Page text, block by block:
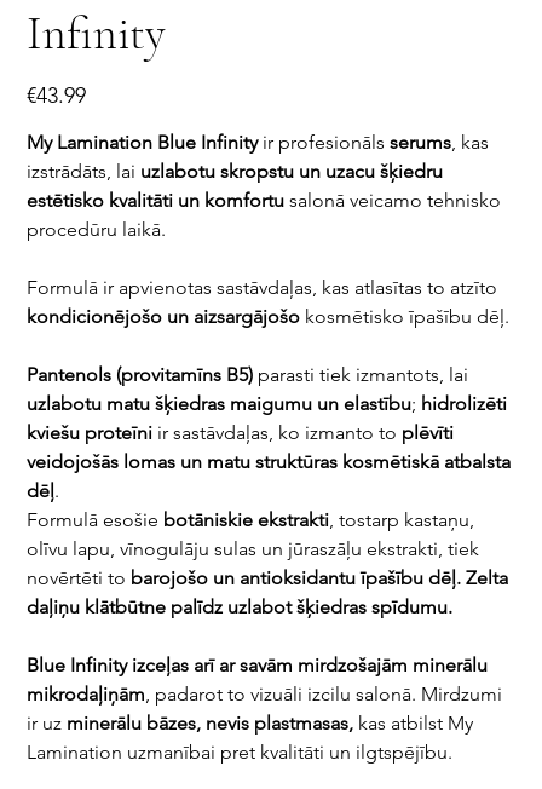
Infinity
Price
€43.99
My Lamination Blue Infinity ir profesionālsserums, kas
izstrādāts, lai uzlabotu skropstu un uzacu šķiedru
estētisko kvalitāti un komfortusalonā veicamo tehnisko
procedūru laikā.
Formulā ir apvienotas sastāvdaļas, kas atlasītas to atzīto
kondicionējošo un aizsargājošo kosmētisko īpašību dēļ.
Pantenols (provitamīns B5) parasti tiek izmantots, lai
uzlabotu matu šķiedras maigumu un elastību; hidrolizēti
kviešu proteīni ir sastāvdaļas, ko izmanto to plēvīti
veidojošās lomas un matu struktūras kosmētiskā atbalsta
dēļ.
Formulā esošie botāniskie ekstrakti, tostarp kastaņu,
olīvu lapu, vīnogulāju sulas un jūraszāļu ekstrakti, tiek
novērtēti to barojošo un antioksidantu īpašību dēļ. Zelta
daļiņu klātbūtne palīdz uzlabot šķiedras spīdumu.
Blue Infinity izceļas arī ar savām mirdzošajām minerālu
mikrodaļiņām, padarot to vizuāli izcilu salonā. Mirdzumi
ir uz minerālu bāzes, nevis plastmasas, kas atbilst My
Lamination uzmanībai pret kvalitāti un ilgtspējību.